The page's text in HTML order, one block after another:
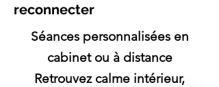
reconnecter
Séances personnalisées en
cabinet ou à distance
Retrouvez calme intérieur,